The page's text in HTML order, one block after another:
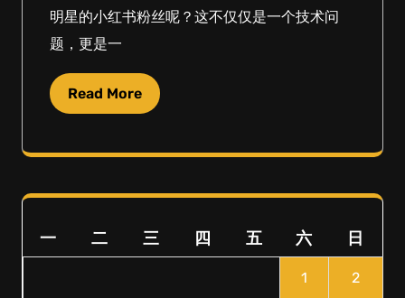
明星的小红书粉丝呢？这不仅仅是一个技术问
题，更是一
Read More
一 二 三 四 五 六 日
1 2